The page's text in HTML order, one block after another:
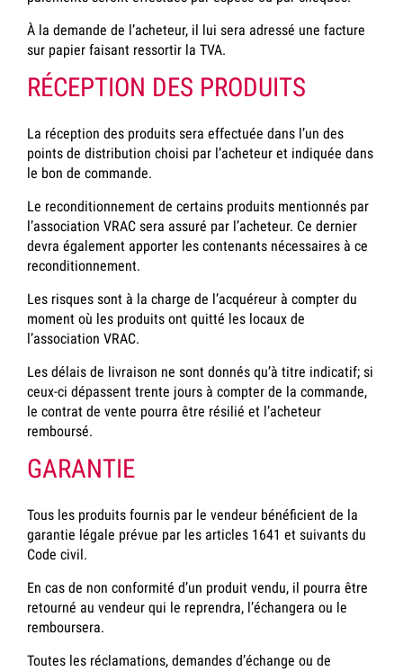
À la demande de l’acheteur, il lui sera adressé une facture
sur papier faisant ressortir la TVA.
RÉCEPTION DES PRODUITS
La réception des produits sera effectuée dans l’un des
points de distribution choisi par l’acheteur et indiquée dans
le bon de commande.
Le reconditionnement de certains produits mentionnés par
l’association VRAC sera assuré par l’acheteur. Ce dernier
devra également apporter les contenants nécessaires à ce
reconditionnement.
Les risques sont à la charge de l’acquéreur à compter du
moment où les produits ont quitté les locaux de
l’association VRAC.
Les délais de livraison ne sont donnés qu’à titre indicatif; si
ceux-ci dépassent trente jours à compter de la commande,
le contrat de vente pourra être résilié et l’acheteur
remboursé.
GARANTIE
Tous les produits fournis par le vendeur bénéficient de la
garantie légale prévue par les articles 1641 et suivants du
Code civil.
En cas de non conformité d’un produit vendu, il pourra être
retourné au vendeur qui le reprendra, l’échangera ou le
remboursera.
Toutes les réclamations, demandes d’échange ou de